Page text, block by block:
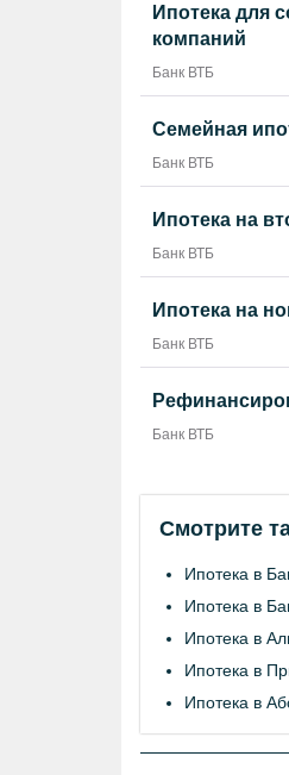
Ипотека для
компаний
Банк ВТБ
Семейная
Банк ВТБ
Ипотека на
Банк ВТБ
Ипотека на
Банк ВТБ
Банк ВТБ
Смотрите
Ипотека в
Ипотека в
Ипотека в
Ипотека в
Ипотека в